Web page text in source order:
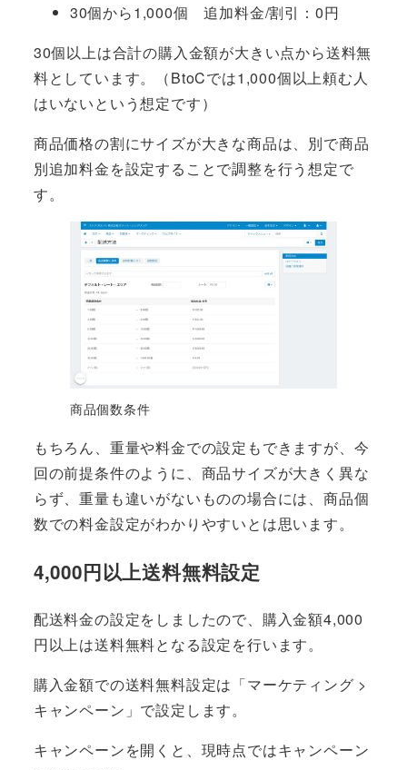
30個から1,000個 追加料金/割引：0円
30個以上は合計の購入金額が大きい点から送料無
料としています。（BtoCでは1,000個以上頼む人
はいないという想定です）
商品価格の割にサイズが大きな商品は、別で商品
別追加料金を設定することで調整を行う想定で
す。
商品個数条件
もちろん、重量や料金での設定もできますが、今
回の前提条件のように、商品サイズが大きく異な
らず、重量も違いがないものの場合には、商品個
数での料金設定がわかりやすいとは思います。
4,000円以上送料無料設定
配送料金の設定をしましたので、購入金額4,000
円以上は送料無料となる設定を行います。
購入金額での送料無料設定は「マーケティング >
キャンペーン」で設定します。
キャンペーンを開くと、現時点ではキャンペーン